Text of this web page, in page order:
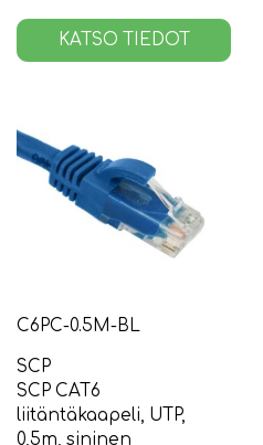
KATSO TIEDOT
C6PC-0.5M-BL
SCP
SCP CAT6
liitäntäkaapeli, UTP,
0,5m, sininen